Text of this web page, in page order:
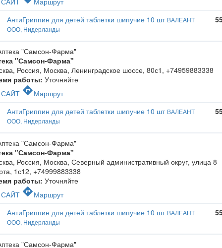
АнтиГриппин для детей таблетки шипучие 10 шт ВАЛЕАНТ
ООО, Нидерланды
"Самсон-Фарма"
Россия, Москва, Ленинградское шоссе, 80с1 , +74959883338
работы: Уточняйте
САЙТ directionsМаршрут
АнтиГриппин для детей таблетки шипучие 10 шт ВАЛЕАНТ
ООО, Нидерланды
"Самсон-Фарма"
Россия, Москва, Северный административный округ, улица 8
1с12, +74999883338
работы: Уточняйте
САЙТ directionsМаршрут
АнтиГриппин для детей таблетки шипучие 10 шт ВАЛЕАНТ
ООО, Нидерланды